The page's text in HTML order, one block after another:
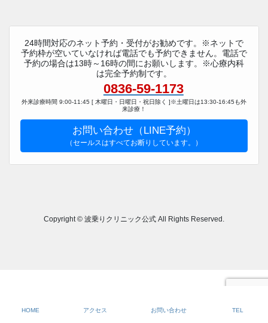
24時間対応のネット予約・受付がお勧めです。※ネットで
予約枠が空いていなければ電話でも予約できません。電話で
予約の場合は13時～16時の間にお願いします。※心療内科
は完全予約制です。
0836-59-1173
外来診療時間 9:00-11:45 [ 木曜日・日曜日・祝日除く ]※土曜日は13:30-16:45も外
来診療！
お問い合わせ（LINE予約）
（セールスはすべてお断りしています。）
Copyright © 波乗りクリニック公式 All Rights Reserved.
HOME アクセス お問い合わせ TEL